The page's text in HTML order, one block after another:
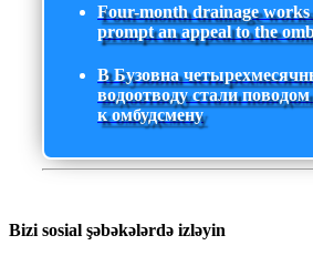
Four-month drainage
prompt an appeal to the
В Бузовна
водоотводу стали
к омбудсмену
Bizi sosial şəbəkələrdə izləyin